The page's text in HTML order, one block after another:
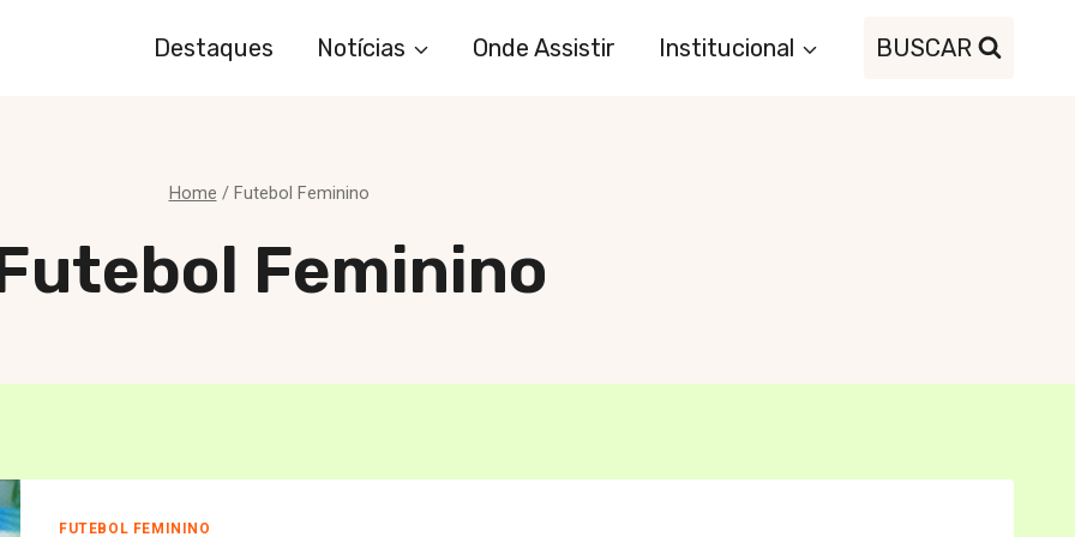
Destaques Notícias Onde Assistir Institucional BUSCAR
Home / Futebol Feminino
Feminino
FUTEBOL FEMININO